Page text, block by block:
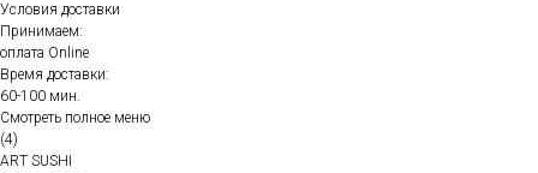
Условия доставки
Принимаем:
оплата Online
Время доставки:
60-100 мин.
Смотреть полное меню
(4)
ART SUSHI